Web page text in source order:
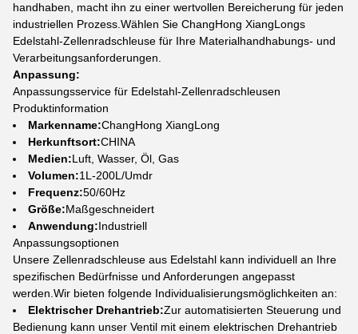
handhaben, macht ihn zu einer wertvollen Bereicherung für jeden
industriellen Prozess.Wählen Sie ChangHong XiangLongs
Edelstahl-Zellenradschleuse für Ihre Materialhandhabungs- und
Verarbeitungsanforderungen.
Anpassung:
Anpassungsservice für Edelstahl-Zellenradschleusen
Produktinformation
Markenname:ChangHong XiangLong
Herkunftsort:CHINA
Medien:Luft, Wasser, Öl, Gas
Volumen:1L-200L/Umdr
Frequenz:50/60Hz
Größe:Maßgeschneidert
Anwendung:Industriell
Anpassungsoptionen
Unsere Zellenradschleuse aus Edelstahl kann individuell an Ihre
spezifischen Bedürfnisse und Anforderungen angepasst
werden.Wir bieten folgende Individualisierungsmöglichkeiten an:
Elektrischer Drehantrieb:Zur automatisierten Steuerung und
Bedienung kann unser Ventil mit einem elektrischen Drehantrieb